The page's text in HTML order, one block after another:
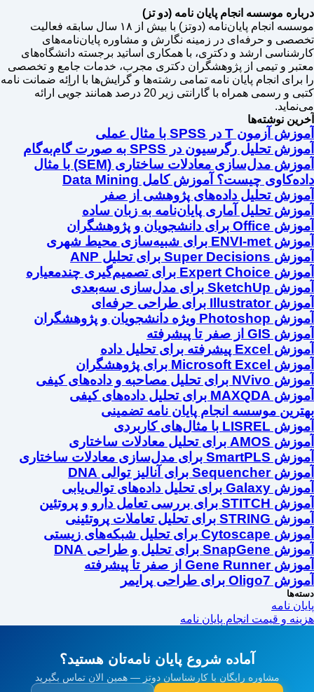
درباره موسسه انجام پایان نامه (دو تز)
موسسه انجام پایان‌نامه (دوتز) با بیش از ۱۸ سال سابقه فعالیت
تخصصی و حرفه‌ای در زمینه نگارش و مشاوره پایان‌نامه‌های
کارشناسی ارشد و دکتری، با همکاری اساتید برجسته دانشگاه‌های
معتبر و تیمی از پژوهشگران دکتری مجرب، خدمات جامع و تخصصی
را برای انجام پایان نامه تمامی رشته‌ها و گرایش‌ها با اراِئه ضمانت نامه
کتبی و رسمی همراه با گارانتی زیر 20 درصد همانند جویی ارائه
می‌نماید.
آخرین نوشته‌ها
آموزش آزمون T در SPSS با مثال عملی
آموزش تحلیل رگرسیون در SPSS به صورت گام‌به‌گام
آموزش مدل‌سازی معادلات ساختاری (SEM) با مثال
داده‌کاوی چیست؟ آموزش کامل Data Mining
آموزش تحلیل داده‌های پژوهشی از صفر
آموزش تحلیل آماری پایان‌نامه به زبان ساده
آموزش Office برای دانشجویان و پژوهشگران
آموزش ENVI-met برای شبیه‌سازی محیط شهری
آموزش Super Decisions برای تحلیل ANP
آموزش Expert Choice برای تصمیم‌گیری چندمعیاره
آموزش SketchUp برای مدل‌سازی سه‌بعدی
آموزش Illustrator برای طراحی حرفه‌ای
آموزش Photoshop ویژه دانشجویان و پژوهشگران
آموزش GIS از صفر تا پیشرفته
آموزش Excel پیشرفته برای تحلیل داده
آموزش Microsoft Excel برای پژوهشگران
آموزش NVivo برای تحلیل مصاحبه و داده‌های کیفی
آموزش MAXQDA برای تحلیل داده‌های کیفی
بهترین موسسه انجام پایان نامه تضمینی
آموزش LISREL با مثال‌های کاربردی
آموزش AMOS برای تحلیل معادلات ساختاری
آموزش SmartPLS برای مدل‌سازی معادلات ساختاری
آموزش Sequencher برای آنالیز توالی DNA
آموزش Galaxy برای تحلیل داده‌های توالی‌یابی
آموزش STITCH برای بررسی تعامل دارو و پروتئین
آموزش STRING برای تحلیل تعاملات پروتئینی
آموزش Cytoscape برای تحلیل شبکه‌های زیستی
آموزش SnapGene برای تحلیل و طراحی DNA
آموزش Gene Runner از صفر تا پیشرفته
آموزش Oligo7 برای طراحی پرایمر
دسته‌ها
پایان نامه
هزینه و قیمت انجام پایان نامه
آماده شروع پایان نامه‌تان هستید؟
مشاوره رایگان با کارشناسان دوتز — همین الان تماس بگیرید